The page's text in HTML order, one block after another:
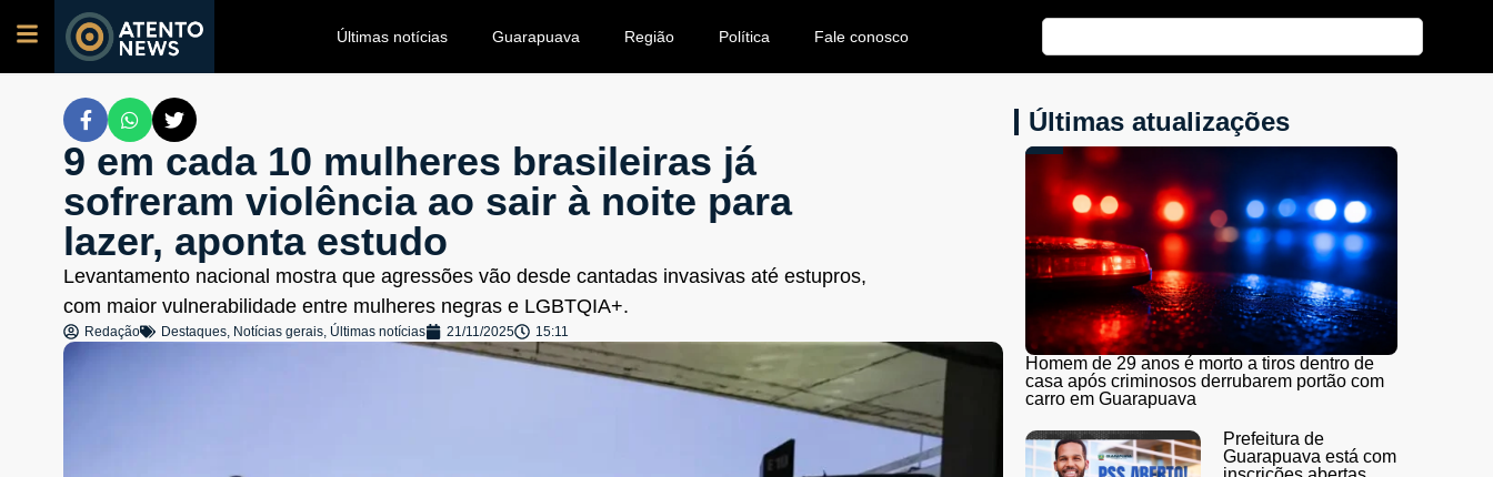
Últimas notícias Guarapuava Região Política Fale conosco
9 em cada 10 mulheres brasileiras já
sofreram violência ao sair à noite para
lazer, aponta estudo
Levantamento nacional mostra que agressões vão desde cantadas invasivas até estupros,
com maior vulnerabilidade entre mulheres negras e LGBTQIA+.
Redação Destaques, Notícias gerais, Últimas notícias 21/11/2025 15:11
Últimas atualizações
Homem de 29 anos é morto a tiros dentro de
casa após criminosos derrubarem portão com
carro em Guarapuava
Prefeitura de
Guarapuava está com